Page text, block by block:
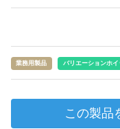
業務用製品 バリエーションホ
この製品